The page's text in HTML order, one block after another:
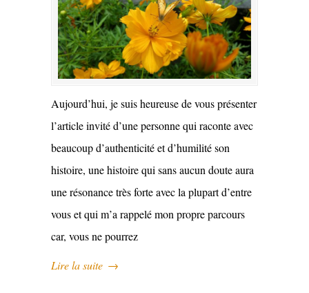
Aujourd’hui, je suis heureuse de vous présenter
l’article invité d’une personne qui raconte avec
beaucoup d’authenticité et d’humilité son
histoire, une histoire qui sans aucun doute aura
une résonance très forte avec la plupart d’entre
vous et qui m’a rappelé mon propre parcours
car, vous ne pourrez
Lire la suite →